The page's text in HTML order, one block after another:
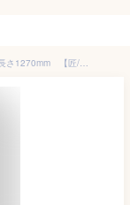
流しそうめんに最適な人工青竹人工竹 直径80mm長さ1270mm 【匠/流し素麺/スライダー】